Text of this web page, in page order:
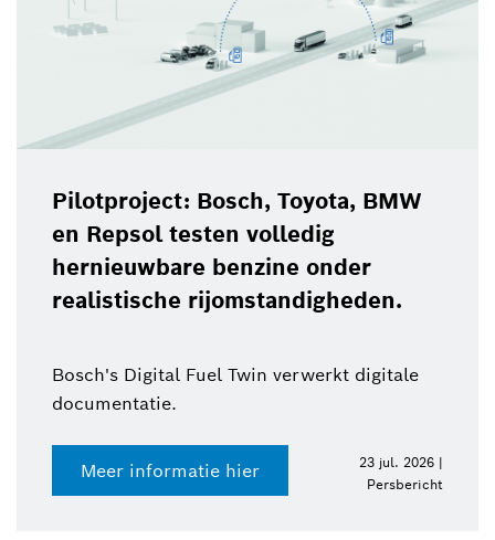
Pilotproject: Bosch, Toyota, BMW
en Repsol testen volledig
hernieuwbare benzine onder
realistische rijomstandigheden.
Bosch's Digital Fuel Twin verwerkt digitale
documentatie.
Meer informatie hier
23 jul. 2026 |
Persbericht